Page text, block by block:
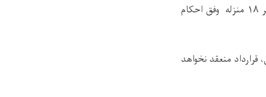
الی هفت روز تقویمی طور کتبی توام با دلایل آن به ریاست تدارکات واقع منزل چهاردهم تعمیر ۱۸ منزله وفق احکام
منعقد نخواهد